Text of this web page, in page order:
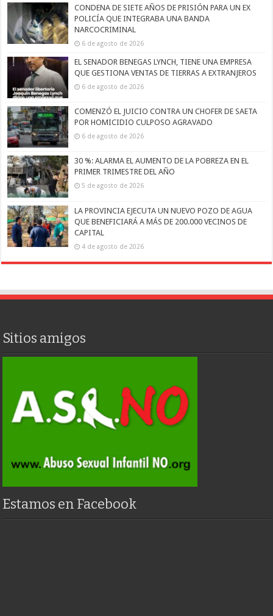
CONDENA DE SIETE AÑOS DE PRISIÓN PARA UN EX
POLICÍA QUE INTEGRABA UNA BANDA
NARCOCRIMINAL
6 de agosto de 2026
EL SENADOR BENEGAS LYNCH, TIENE UNA EMPRESA
QUE GESTIONA VENTAS DE TIERRAS A EXTRANJEROS
6 de agosto de 2026
COMENZÓ EL JUICIO CONTRA UN CHOFER DE SAETA
POR HOMICIDIO CULPOSO AGRAVADO
6 de agosto de 2026
30 %: ALARMA EL AUMENTO DE LA POBREZA EN EL
PRIMER TRIMESTRE DEL AÑO
5 de agosto de 2026
LA PROVINCIA EJECUTA UN NUEVO POZO DE AGUA
QUE BENEFICIARÁ A MÁS DE 200.000 VECINOS DE
CAPITAL
4 de agosto de 2026
Sitios amigos
Estamos en Facebook